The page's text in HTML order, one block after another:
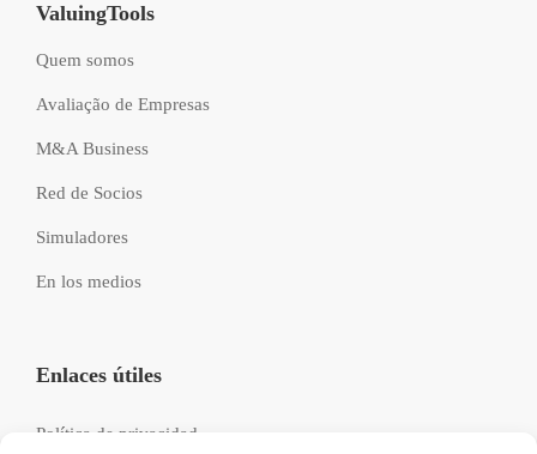
ValuingTools
Quem somos
Avaliação de Empresas
M&A Business
Red de Socios
Simuladores
En los medios
Enlaces útiles
Política de privacidad